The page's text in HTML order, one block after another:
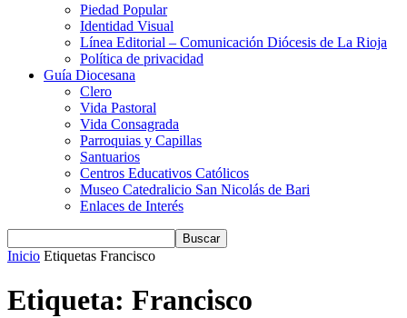
Piedad Popular
Identidad Visual
Línea Editorial – Comunicación Diócesis de La Rioja
Política de privacidad
Guía Diocesana
Clero
Vida Pastoral
Vida Consagrada
Parroquias y Capillas
Santuarios
Centros Educativos Católicos
Museo Catedralicio San Nicolás de Bari
Enlaces de Interés
Inicio Etiquetas Francisco
Etiqueta: Francisco